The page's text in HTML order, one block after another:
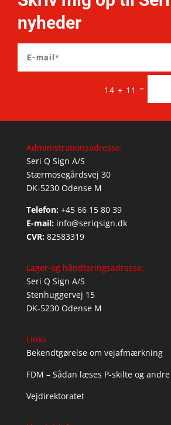
nyheder
14 + 11 =
Administrationsadresse:
Seri Q Sign A/S
Stærmosegårdsvej 30
DK-5230 Odense M
Telefon: +45 66 15 80 39
E-mail: info@seriqsign.dk
CVR: 82583319
Lager-og håndteringsadresse:
Seri Q Sign A/S
Stenhuggervej 15
DK-5230 Odense M
Links
Bekendtgørelse om vejafmærkning
FDM – Sådan læses P-skilte og
Vejdirektoratet